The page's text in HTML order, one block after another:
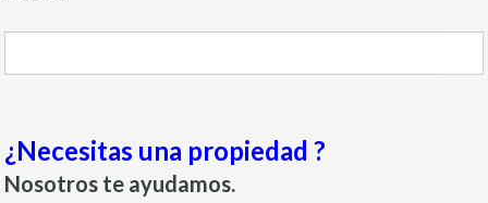
¿Necesitas una propiedad ?
Nosotros te ayudamos.